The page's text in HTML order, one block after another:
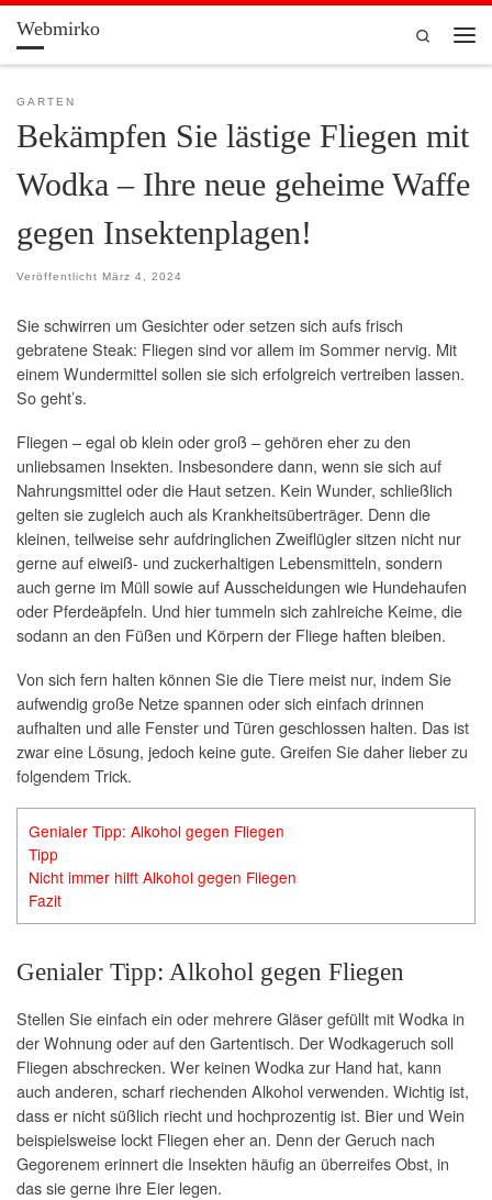
Zum Inhalt springen
Webmirko
Search
GARTEN
Bekämpfen Sie lästige Fliegen mit
Wodka – Ihre neue geheime Waffe
gegen Insektenplagen!
Veröffentlicht März 4, 2024
Sie schwirren um Gesichter oder setzen sich aufs frisch
gebratene Steak: Fliegen sind vor allem im Sommer nervig. Mit
einem Wundermittel sollen sie sich erfolgreich vertreiben lassen.
So geht’s.
Fliegen – egal ob klein oder groß – gehören eher zu den
unliebsamen Insekten. Insbesondere dann, wenn sie sich auf
Nahrungsmittel oder die Haut setzen. Kein Wunder, schließlich
gelten sie zugleich auch als Krankheitsüberträger. Denn die
kleinen, teilweise sehr aufdringlichen Zweiflügler sitzen nicht nur
gerne auf eiweiß- und zuckerhaltigen Lebensmitteln, sondern
auch gerne im Müll sowie auf Ausscheidungen wie Hundehaufen
oder Pferdeäpfeln. Und hier tummeln sich zahlreiche Keime, die
sodann an den Füßen und Körpern der Fliege haften bleiben.
Von sich fern halten können Sie die Tiere meist nur, indem Sie
aufwendig große Netze spannen oder sich einfach drinnen
aufhalten und alle Fenster und Türen geschlossen halten. Das ist
zwar eine Lösung, jedoch keine gute. Greifen Sie daher lieber zu
folgendem Trick.
Genialer Tipp: Alkohol gegen Fliegen
Tipp
Nicht immer hilft Alkohol gegen Fliegen
Fazit
Genialer Tipp: Alkohol gegen Fliegen
Stellen Sie einfach ein oder mehrere Gläser gefüllt mit Wodka in
der Wohnung oder auf den Gartentisch. Der Wodkageruch soll
Fliegen abschrecken. Wer keinen Wodka zur Hand hat, kann
auch anderen, scharf riechenden Alkohol verwenden. Wichtig ist,
dass er nicht süßlich riecht und hochprozentig ist. Bier und Wein
beispielsweise lockt Fliegen eher an. Denn der Geruch nach
Gegorenem erinnert die Insekten häufig an überreifes Obst, in
das sie gerne ihre Eier legen.